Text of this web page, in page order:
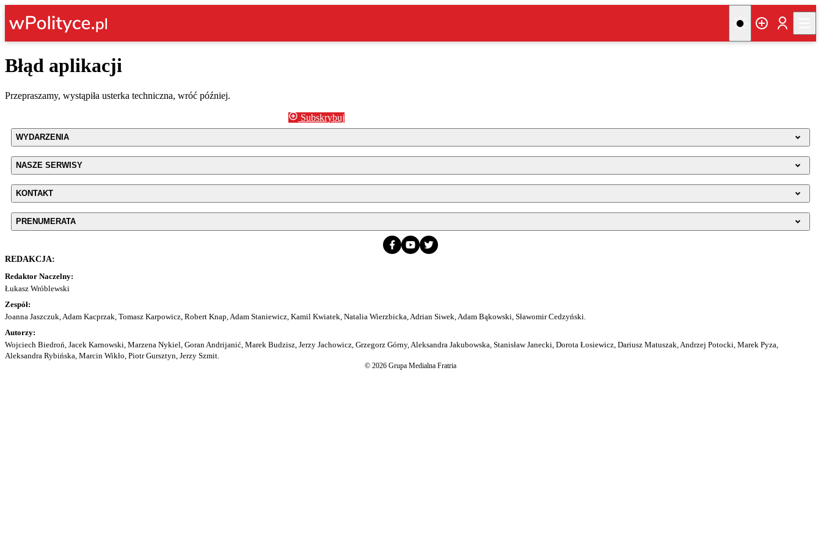
Błąd aplikacji
Przepraszamy, wystąpiła usterka techniczna, wróć później.
Subskrybuj
WYDARZENIA
NASZE SERWISY
KONTAKT
PRENUMERATA
REDAKCJA:
Redaktor Naczelny:
Łukasz Wróblewski
Zespół:
Joanna Jaszczuk, Adam Kacprzak, Tomasz Karpowicz, Robert Knap, Adam Staniewicz, Kamil Kwiatek, Natalia Wierzbicka, Adrian Siwek, Adam Bąkowski, Sławomir Cedzyński.
Autorzy:
Wojciech Biedroń, Jacek Karnowski, Marzena Nykiel, Goran Andrijanić, Marek Budzisz, Jerzy Jachowicz, Grzegorz Górny, Aleksandra Jakubowska, Stanisław Janecki, Dorota Łosiewicz, Dariusz Matuszak, Andrzej Potocki, Marek Pyza,
Aleksandra Rybińska, Marcin Wikło, Piotr Gursztyn, Jerzy Szmit.
© 2026 Grupa Medialna Fratria